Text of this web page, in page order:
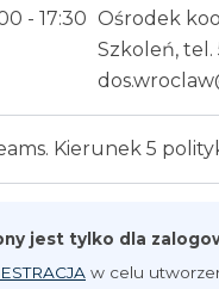
- 17:30 Ośrodek
Szkoleń, tel.
Kierunek 5
jest tylko dla
w celu